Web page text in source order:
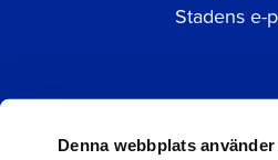
Denna webbplats
Stadens e-